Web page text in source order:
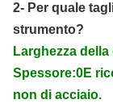
2- Per quale
strumento?
Larghezza
Spessore:0E
non di acciaio.